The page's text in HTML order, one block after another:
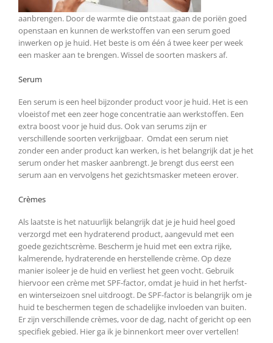
aanbrengen. Door de warmte die ontstaat gaan de poriën goed
openstaan en kunnen de werkstoffen van een serum goed
inwerken op je huid. Het beste is om één á twee keer per week
een masker aan te brengen. Wissel de soorten maskers af.
Serum
Een serum is een heel bijzonder product voor je huid. Het is een
vloeistof met een zeer hoge concentratie aan werkstoffen. Een
extra boost voor je huid dus. Ook van serums zijn er
verschillende soorten verkrijgbaar. Omdat een serum niet
zonder een ander product kan werken, is het belangrijk dat je het
serum onder het masker aanbrengt. Je brengt dus eerst een
serum aan en vervolgens het gezichtsmasker meteen erover.
Crèmes
Als laatste is het natuurlijk belangrijk dat je je huid heel goed
verzorgd met een hydraterend product, aangevuld met een
goede gezichtscrème. Bescherm je huid met een extra rijke,
kalmerende, hydraterende en herstellende crème. Op deze
manier isoleer je de huid en verliest het geen vocht. Gebruik
hiervoor een crème met SPF-factor, omdat je huid in het herfst-
en winterseizoen snel uitdroogt. De SPF-factor is belangrijk om je
huid te beschermen tegen de schadelijke invloeden van buiten.
Er zijn verschillende crèmes, voor de dag, nacht of gericht op een
specifiek gebied. Hier ga ik je binnenkort meer over vertellen!